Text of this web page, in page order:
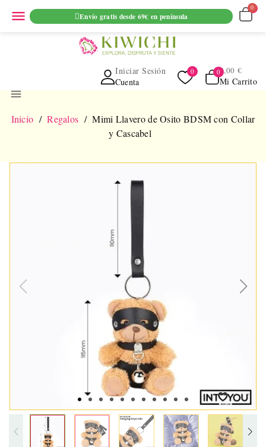
ENVIO GRATUITO EN PEDIDOS SUPERIORES A 69€ EN
PENINSULA
Cuenta
Iniciar Sesión
Mi Carrito
0,00 €
menu
Inicio Regalos
Mimi Llavero de Osito BDSM con Collar
y Cascabel
menu Envío gratis desde 69€ en península